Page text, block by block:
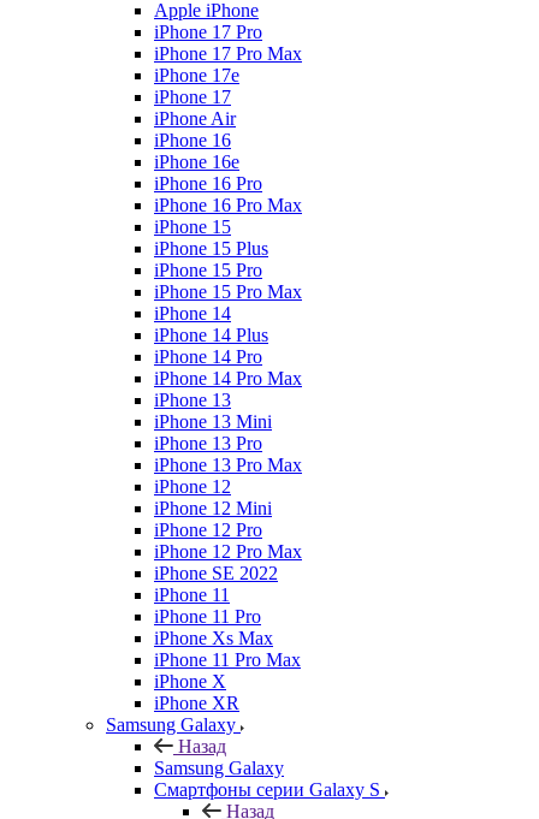
Apple iPhone
iPhone 17 Pro
iPhone 17 Pro Max
iPhone 17e
iPhone 17
iPhone Air
iPhone 16
iPhone 16e
iPhone 16 Pro
iPhone 16 Pro Max
iPhone 15
iPhone 15 Plus
iPhone 15 Pro
iPhone 15 Pro Max
iPhone 14
iPhone 14 Plus
iPhone 14 Pro
iPhone 14 Pro Max
iPhone 13
iPhone 13 Mini
iPhone 13 Pro
iPhone 13 Pro Max
iPhone 12
iPhone 12 Mini
iPhone 12 Pro
iPhone 12 Pro Max
iPhone SE 2022
iPhone 11
iPhone 11 Pro
iPhone Xs Max
iPhone 11 Pro Max
iPhone X
iPhone XR
Samsung Galaxy
Назад
Samsung Galaxy
Смартфоны серии Galaxy S
Назад